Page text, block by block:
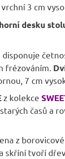
vrchní 3 cm
desku
disponuje
frézováním.
7 cm
z kolekce
časů a
z
skříní tvoří